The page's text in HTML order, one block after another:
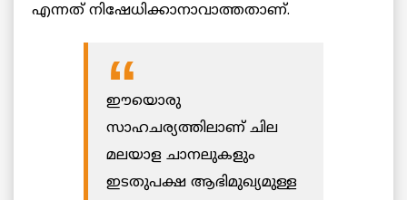
എന്നത് നിഷേധിക്കാനാവാത്തതാണ്.
ഈയൊരു
സാഹചര്യത്തിലാണ് ചില
മലയാള ചാനലുകളും
ഇടതുപക്ഷ ആഭിമുഖ്യമുള്ള